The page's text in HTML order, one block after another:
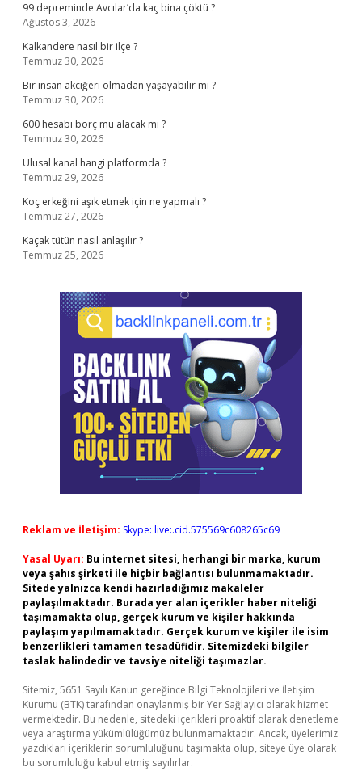
99 depreminde Avcılar’da kaç bina çöktü ?
Ağustos 3, 2026
Kalkandere nasıl bir ilçe ?
Temmuz 30, 2026
Bir insan akciğeri olmadan yaşayabilir mi ?
Temmuz 30, 2026
600 hesabı borç mu alacak mı ?
Temmuz 30, 2026
Ulusal kanal hangi platformda ?
Temmuz 29, 2026
Koç erkeğini aşık etmek için ne yapmalı ?
Temmuz 27, 2026
Kaçak tütün nasıl anlaşılır ?
Temmuz 25, 2026
Reklam ve İletişim: Skype: live:.cid.575569c608265c69
Yasal Uyarı: Bu internet sitesi, herhangi bir marka, kurum
veya şahıs şirketi ile hiçbir bağlantısı bulunmamaktadır.
Sitede yalnızca kendi hazırladığımız makaleler
paylaşılmaktadır. Burada yer alan içerikler haber niteliği
taşımamakta olup, gerçek kurum ve kişiler hakkında
paylaşım yapılmamaktadır. Gerçek kurum ve kişiler ile isim
benzerlikleri tamamen tesadüfidir. Sitemizdeki bilgiler
taslak halindedir ve tavsiye niteliği taşımazlar.
Sitemiz, 5651 Sayılı Kanun gereğince Bilgi Teknolojileri ve İletişim
Kurumu (BTK) tarafından onaylanmış bir Yer Sağlayıcı olarak hizmet
vermektedir. Bu nedenle, sitedeki içerikleri proaktif olarak denetleme
veya araştırma yükümlülüğümüz bulunmamaktadır. Ancak, üyelerimiz
yazdıkları içeriklerin sorumluluğunu taşımakta olup, siteye üye olarak
bu sorumluluğu kabul etmiş sayılırlar.